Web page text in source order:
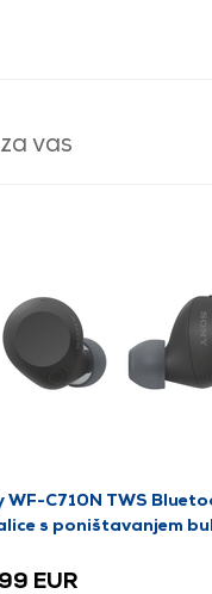
vas
WF-C710N TWS
s poništavanjem
EUR